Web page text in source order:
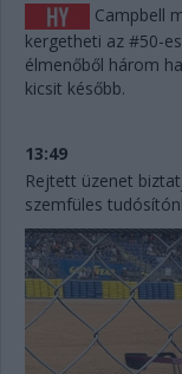
Campbell
kergetheti az #50-
élmenőből három
kicsit később.
13:49
Rejtett üzenet
szemfüles